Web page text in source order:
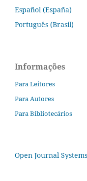
Español (España)
Português (Brasil)
Informações
Para Leitores
Para Autores
Para Bibliotecários
Open Journal Systems